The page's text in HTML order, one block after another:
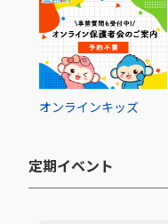
オンラインキッズ
定期イベント​